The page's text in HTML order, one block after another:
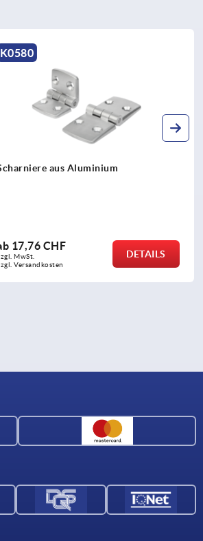
K1897
Scharniere aus Zinkdruckguss
ab5,91 CHF
zzgl. MwSt.
zzgl. Versandkosten
DETAILS